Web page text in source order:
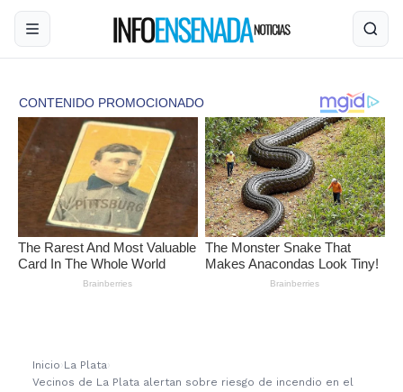
Inicio ›La Plata›
Vecinos de La Plata alertan sobre riesgo de incendio en el